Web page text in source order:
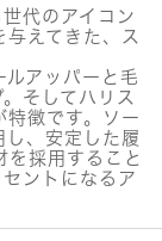
代のアイコン
えてきた、ス
アッパーと毛
そしてハリス
特徴です。ソー
し、安定した履
を採用すること
ントになるア